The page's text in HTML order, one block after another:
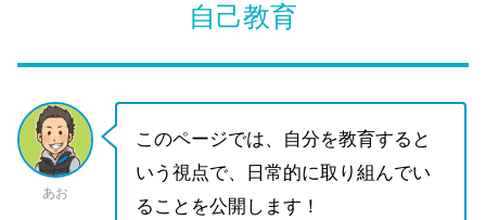
自己教育
あお
このページでは、自分を教育すると
いう視点で、日常的に取り組んでい
ることを公開します！